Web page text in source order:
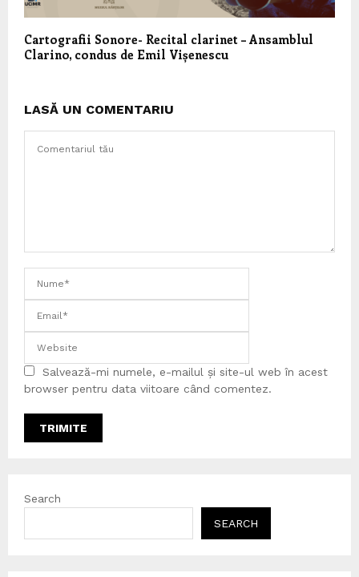
Cartografii Sonore- Recital clarinet – Ansamblul
Clarino, condus de Emil Vișenescu
LASĂ UN COMENTARIU
Salvează-mi numele, e-mailul și site-ul web în acest
browser pentru data viitoare când comentez.
Search
SEARCH